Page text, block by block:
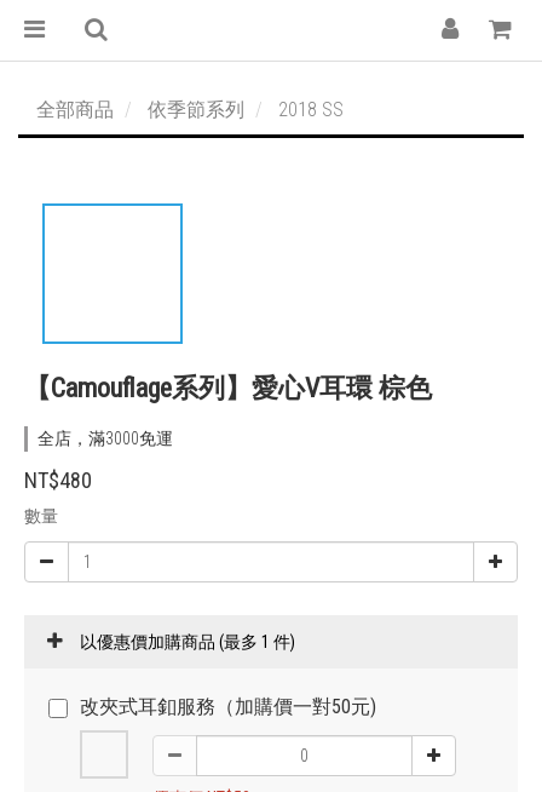
全部商品 依季節系列 2018 SS
【Camouflage系列】愛心V耳環 棕色
全店，滿3000免運
NT$480
數量
以優惠價加購商品 (最多 1 件)
改夾式耳釦服務（加購價一對50元)